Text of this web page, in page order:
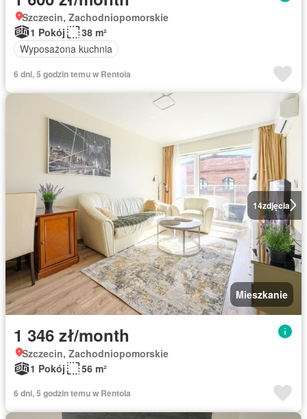
Szczecin, Zachodniopomorskie
1 Pokój
38 m²
Wyposażona kuchnia
6 dni, 5 godzin temu w Rentola
14zdjęcia
Mieszkanie
1 346 zł/month
Szczecin, Zachodniopomorskie
1 Pokój
56 m²
6 dni, 5 godzin temu w Rentola